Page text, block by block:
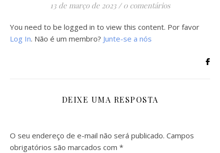
13 de março de 2023 / 0 comentários
You need to be logged in to view this content. Por favor
Log In. Não é um membro? Junte-se a nós
DEIXE UMA RESPOSTA
O seu endereço de e-mail não será publicado. Campos
obrigatórios são marcados com *